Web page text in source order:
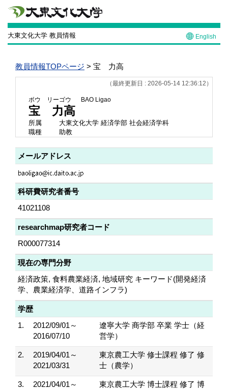
大東文化大学 教員情報 English
教員情報TOPページ > 宝 力高
（最終更新日 : 2026-05-14 12:36:12）
ボウ リーゴウ BAO Ligao
宝 力高
所属
大東文化大学 経済学部 社会経済学科
職種
助教
メールアドレス
科研費研究者番号
41021108
researchmap研究者コード
R000077314
現在の専門分野
経済政策, 食料農業経済, 地域研究 キーワード(開発経済
学、農業経済学、道路インフラ)
学歴
1.
2012/09/01～
2016/07/10
遼寧大学 商学部 卒業 学士（経
営学）
2.
2019/04/01～
2021/03/31
東京農工大学 修士課程 修了 修
士（農学）
3.
2021/04/01～
東京農工大学 博士課程 修了 博